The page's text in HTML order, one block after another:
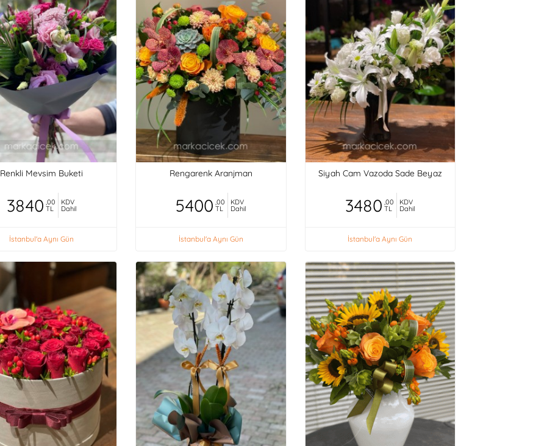
Renkli Mevsim Buketi
3840 ,00
TL
KDV
Dahil
İstanbul'a Aynı Gün
Rengarenk Aranjman
5400 ,00
TL
KDV
Dahil
İstanbul'a Aynı Gün
Siyah Cam Vazoda Sade Beyaz
3480 ,00
TL
KDV
Dahil
İstanbul'a Aynı Gün